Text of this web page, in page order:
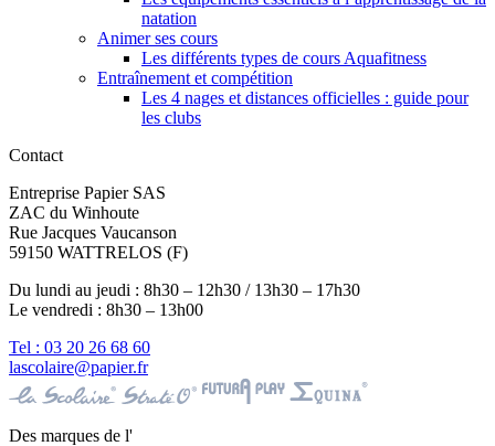
natation
Animer ses cours
Les différents types de cours Aquafitness
Entraînement et compétition
Les 4 nages et distances officielles : guide pour
les clubs
Contact
Entreprise Papier SAS
ZAC du Winhoute
Rue Jacques Vaucanson
59150 WATTRELOS (F)
Du lundi au jeudi : 8h30 – 12h30 / 13h30 – 17h30
Le vendredi : 8h30 – 13h00
Tel : 03 20 26 68 60
lascolaire@papier.fr
Des marques de l'